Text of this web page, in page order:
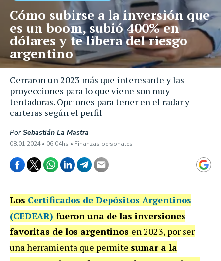
Cerraron un 2023 más que interesante y las
proyecciones para lo que viene son muy
tentadoras. Opciones para tener en el radar y
carteras según el perfil
PorSebastián La Mastra
08.01.2024 • 06:04hs • Finanzas personales
Cómo subirse a la inversión que
es un boom, subió 400% en
dólares y te libera del riesgo
argentino
Los Certificados de Depósitos Argentinos
(CEDEAR) fueron una de las inversiones
favoritas de los argentinos en 2023, por ser
una herramienta que permite sumar a la